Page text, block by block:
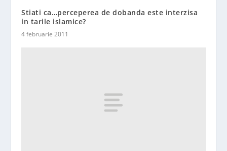
Stiati ca…perceperea de dobanda este interzisa
in tarile islamice?
4 februarie 2011